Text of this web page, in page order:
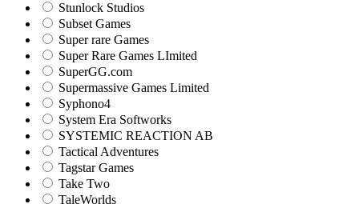
Stunlock Studios
Subset Games
Super rare Games
Super Rare Games LImited
SuperGG.com
Supermassive Games Limited
Syphono4
System Era Softworks
SYSTEMIC REACTION AB
Tactical Adventures
Tagstar Games
Take Two
TaleWorlds